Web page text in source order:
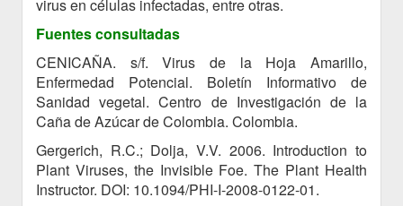
virus en células infectadas, entre otras.
Fuentes consultadas
CENICAÑA. s/f. Virus de la Hoja Amarillo,
Enfermedad Potencial. Boletín Informativo de
Sanidad vegetal. Centro de Investigación de la
Caña de Azúcar de Colombia. Colombia.
Gergerich, R.C.; Dolja, V.V. 2006. Introduction to
Plant Viruses, the Invisible Foe. The Plant Health
Instructor. DOI: 10.1094/PHI-I-2008-0122-01.